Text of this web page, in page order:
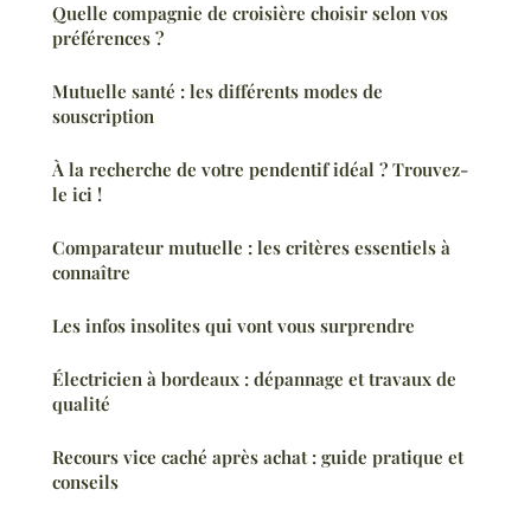
Quelle compagnie de croisière choisir selon vos
préférences ?
Mutuelle santé : les différents modes de
souscription
À la recherche de votre pendentif idéal ? Trouvez-
le ici !
Comparateur mutuelle : les critères essentiels à
connaître
Les infos insolites qui vont vous surprendre
Électricien à bordeaux : dépannage et travaux de
qualité
Recours vice caché après achat : guide pratique et
conseils